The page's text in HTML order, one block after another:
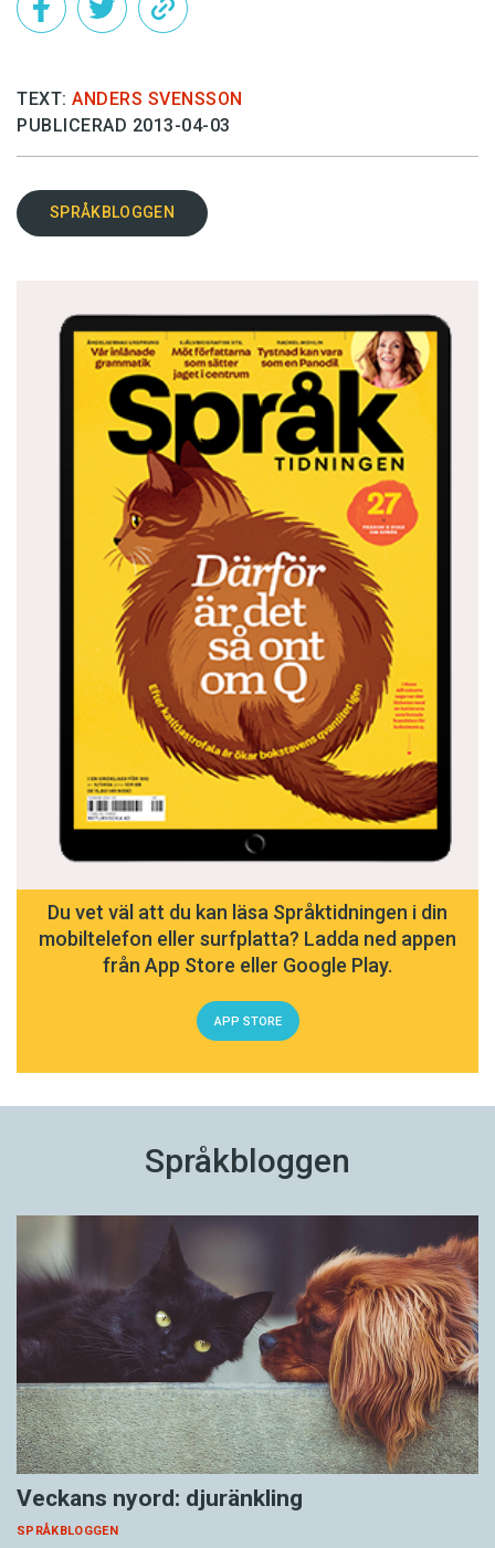
TEXT: ANDERS SVENSSON
PUBLICERAD 2013-04-03
SPRÅKBLOGGEN
Du vet väl att du kan läsa Språktidningen i din
mobiltelefon eller surfplatta? Ladda ned appen
från App Store eller Google Play.
APP STORE
Språkbloggen
Veckans nyord: djuränkling
SPRÅKBLOGGEN